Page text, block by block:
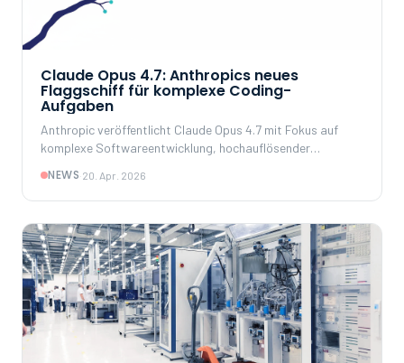
Claude Opus 4.7: Anthropics neues
Flaggschiff für komplexe Coding-
Aufgaben
Anthropic veröffentlicht Claude Opus 4.7 mit Fokus auf
komplexe Softwareentwicklung, hochauflösender
Modell kann – und wo Unternehmen genau hinschauen
sollten.
NEWS·20. Apr. 2026